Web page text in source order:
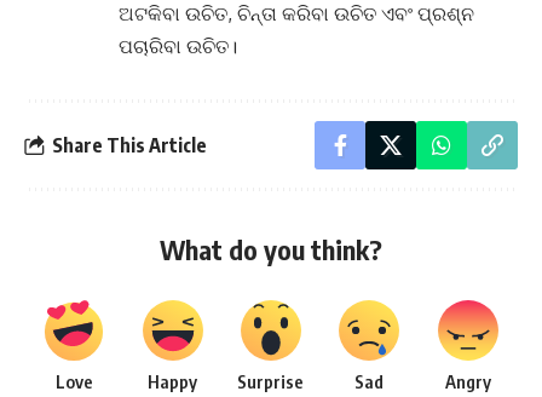
ଅଟକିବା ଉଚିତ, ଚିନ୍ତା କରିବା ଉଚିତ ଏବଂ ପ୍ରଶ୍ନ
ପଚାରିବା ଉଚିତ।
Share This Article
What do you think?
Love Happy Surprise Sad Angry